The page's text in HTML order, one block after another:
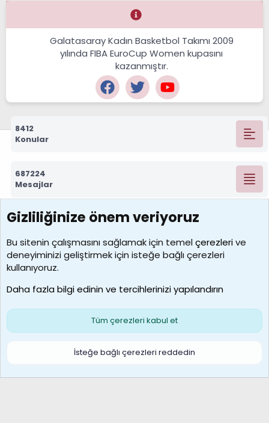
Galatasaray Kadın Basketbol Takımı 2009
yılında FIBA EuroCup Women kupasını
kazanmıştır.
8412
Konular
687224
Mesajlar
7388
Kullanıcılar
borabekirogluu
Son üye
Çerezler
S
Gizliliğinize önem veriyoruz
Bu sitenin çalışmasını sağlamak için temelçerezlerive
deneyiminizi geliştirmek için isteğe bağlı çerezleri
kullanıyoruz.
Daha fazla bilgi edinin ve tercihlerinizi yapılandırın
Tüm çerezleri kabul et
İsteğe bağlı çerezleri reddedin